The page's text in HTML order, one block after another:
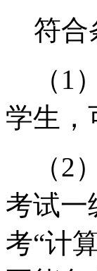
符合
（1
学生，
（2
考试一
考“计